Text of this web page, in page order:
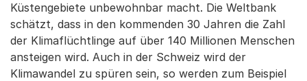
Küstengebiete unbewohnbar macht. Die Weltbank
schätzt, dass in den kommenden 30 Jahren die Zahl
der Klimaflüchtlinge auf über 140 Millionen Menschen
ansteigen wird. Auch in der Schweiz wird der
Klimawandel zu spüren sein, so werden zum Beispiel